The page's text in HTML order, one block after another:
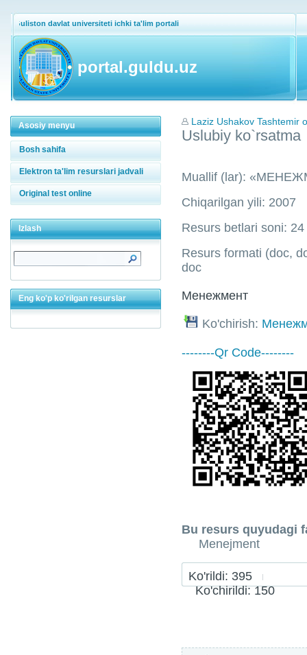
Guliston davlat universiteti ichki ta'lim portali
portal.guldu.uz
Asosiy menyu
Bosh sahifa
Elektron ta'lim resurslari jadvali
Original test online
Izlash
Eng ko'p ko'rilgan resurslar
Laziz Ushakov Tashtemir
Uslubiy ko`rsatma
Muallif (lar):
Chiqarilgan yili: 2007
Resurs betlari soni: 24
Resurs formati (doc,
doc
Менежмент
Ko'chirish:
--------Qr Code--------
Bu resurs quyudagi
Menejment
Ko'rildi: 395
Ko'chirildi: 150